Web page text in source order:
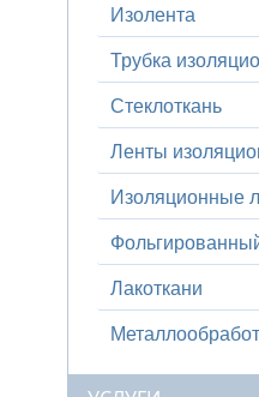
Изолента
Трубка
Стеклоткань
Ленты
Изоляционные
Лакоткани